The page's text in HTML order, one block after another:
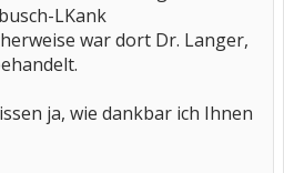
LKank
war dort Dr. Langer,
ja, wie dankbar ich Ihnen